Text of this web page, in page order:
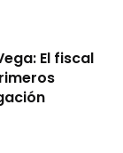
El fiscal